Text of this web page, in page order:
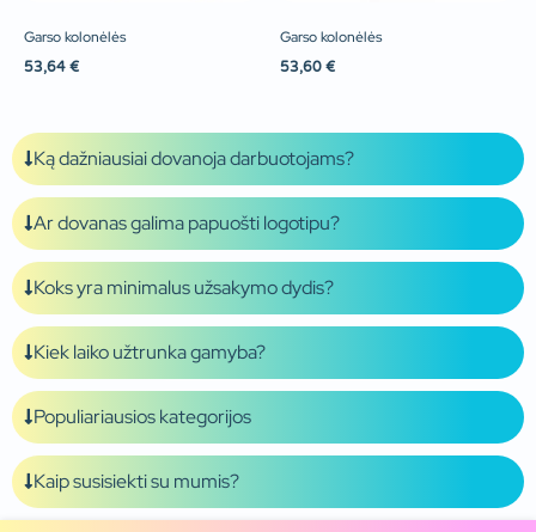
Garso kolonėlės
53,64 €
Garso kolonėlės
53,60 €
Ką dažniausiai dovanoja darbuotojams?
Ar dovanas galima papuošti logotipu?
Koks yra minimalus užsakymo dydis?
Kiek laiko užtrunka gamyba?
Populiariausios kategorijos
Kaip susisiekti su mumis?